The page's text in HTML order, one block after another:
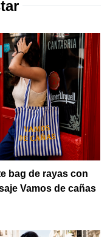
bag de rayas con
Vamos de cañas